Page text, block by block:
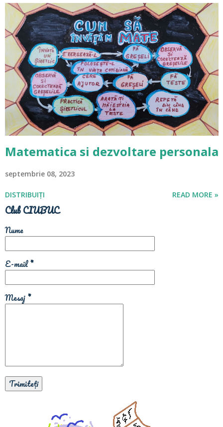
Matematica si dezvoltare personala
septembrie 08, 2023
DISTRIBUIȚI READ MORE »
Club CIUBUC
Nume
E-mail*
Mesaj *